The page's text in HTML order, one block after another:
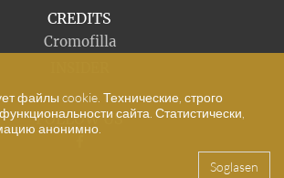
CREDITS
Cromofilla
FOLLOW US
файлы cookie. Технические, строго
сайта. Статистически,
анонимно.
Soglasen